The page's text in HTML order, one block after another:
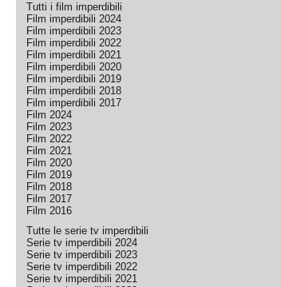
Tutti i film imperdibili
Film imperdibili 2024
Film imperdibili 2023
Film imperdibili 2022
Film imperdibili 2021
Film imperdibili 2020
Film imperdibili 2019
Film imperdibili 2018
Film imperdibili 2017
Film 2024
Film 2023
Film 2022
Film 2021
Film 2020
Film 2019
Film 2018
Film 2017
Film 2016
Tutte le serie tv imperdibili
Serie tv imperdibili 2024
Serie tv imperdibili 2023
Serie tv imperdibili 2022
Serie tv imperdibili 2021